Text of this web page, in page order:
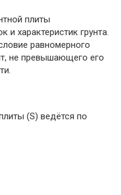
плиты
и характеристик грунта.
равномерного
не превышающего его
(S) ведётся по